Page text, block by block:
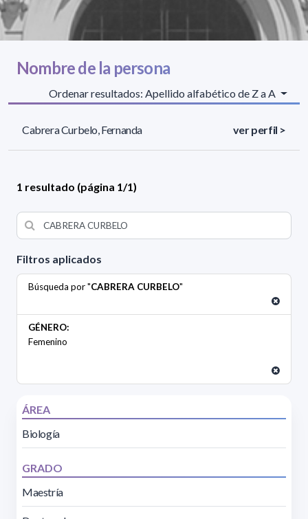
Filtros aplicados
Búsqueda por "CABRERA CURBELO"
GÉNERO:
Femenino
ÁREA
Biología
GRADO
Maestría
Nombre de la persona
Ordenar resultados: Apellido alfabético de Z a A
Cabrera Curbelo, Fernanda ver perfil >
1 resultado (página 1/1)